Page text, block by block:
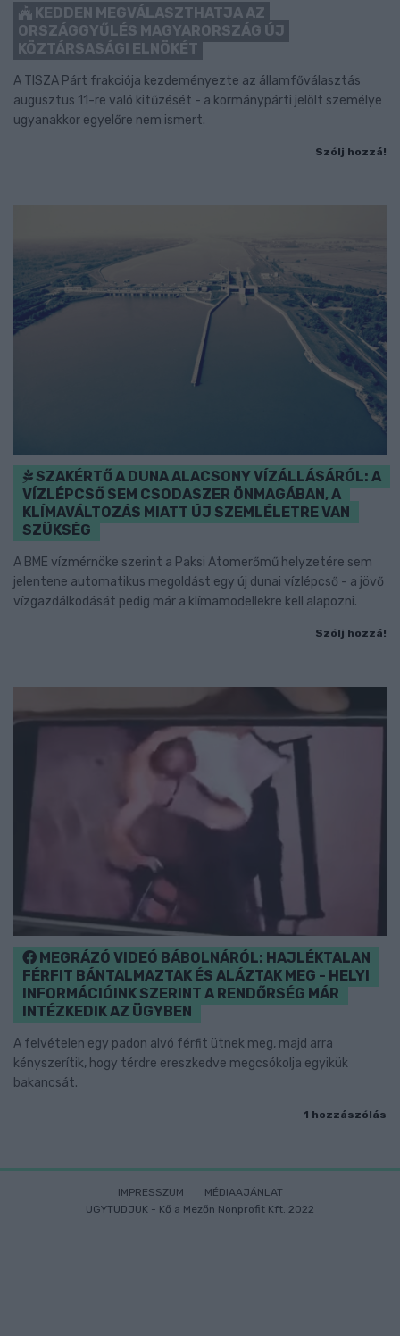
KEDDEN MEGVÁLASZTHATJA AZ
ORSZÁGGYŰLÉS MAGYARORSZÁG ÚJ
KÖZTÁRSASÁGI ELNÖKÉT
A TISZA Párt frakciója kezdeményezte az államfőválasztás
augusztus 11-re való kitűzését - a kormánypárti jelölt személye
ugyanakkor egyelőre nem ismert.
Szólj hozzá!
SZAKÉRTŐ A DUNA ALACSONY VÍZÁLLÁSÁRÓL: A
VÍZLÉPCSŐ SEM CSODASZER ÖNMAGÁBAN, A
KLÍMAVÁLTOZÁS MIATT ÚJ SZEMLÉLETRE VAN
SZÜKSÉG
A BME vízmérnöke szerint a Paksi Atomerőmű helyzetére sem
jelentene automatikus megoldást egy új dunai vízlépcső - a jövő
vízgazdálkodását pedig már a klímamodellekre kell alapozni.
Szólj hozzá!
MEGRÁZÓ VIDEÓ BÁBOLNÁRÓL: HAJLÉKTALAN
FÉRFIT BÁNTALMAZTAK ÉS ALÁZTAK MEG - HELYI
INFORMÁCIÓINK SZERINT A RENDŐRSÉG MÁR
INTÉZKEDIK AZ ÜGYBEN
A felvételen egy padon alvó férfit ütnek meg, majd arra
kényszerítik, hogy térdre ereszkedve megcsókolja egyikük
bakancsát.
1 hozzászólás
IMPRESSZUM
MÉDIAAJÁNLAT
UGYTUDJUK - Kő a Mezőn Nonprofit Kft. 2022